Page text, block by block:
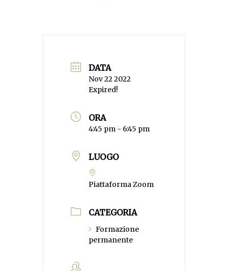
DATA
Nov 22 2022
Expired!
ORA
4:45 pm - 6:45 pm
LUOGO
Piattaforma Zoom
CATEGORIA
Formazione
permanente